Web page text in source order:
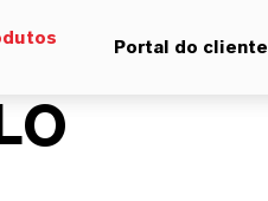
Portal do cliente